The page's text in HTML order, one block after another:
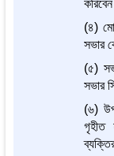
(৪)
সভার
(৫)
সভার
(৬)
গৃহীত